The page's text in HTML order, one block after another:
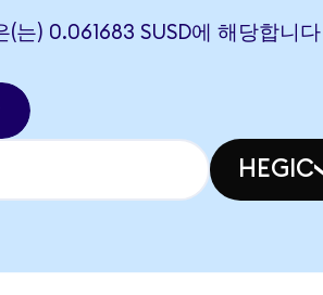
(는) 0.061683 SUSD에 해당합니다
HEGIC